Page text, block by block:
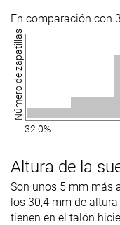
En comparación con
Número de zapatillas
32.0%
Altura de la
Son unos 5 mm más
los 30,4 mm de
tienen en el talón